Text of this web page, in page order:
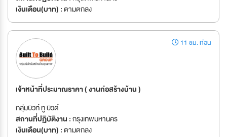
เงินเดือน(บาท) :ตามตกลง
11 ชม. ก่อน
เจ้าหน้าที่ประมาณราคา ( งานก่อสร้างบ้าน )
กลุ่มบิวท์ ทู บิวด์
สถานที่ปฏิบัติงาน :กรุงเทพมหานคร
เงินเดือน(บาท) :ตามตกลง